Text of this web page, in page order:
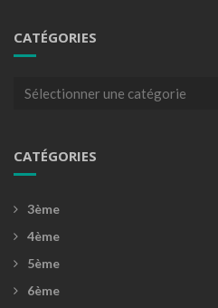
CATÉGORIES
Catégories
CATÉGORIES
3ème
4ème
5ème
6ème